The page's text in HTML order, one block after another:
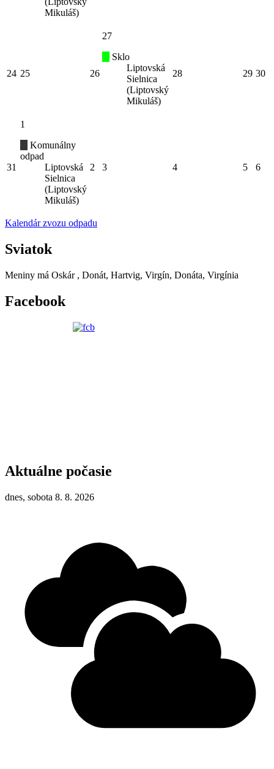
Mikuláš)
24 25 26
27
Sklo
Liptovská
Sielnica
(Liptovský
Mikuláš)
28 29 30
31
1
Komunálny
odpad
Liptovská
Sielnica
(Liptovský
Mikuláš)
2 3 4 5 6
Kalendár zvozu odpadu
Sviatok
Meniny má Oskár , Donát, Hartvig, Virgín, Donáta, Virgínia
Facebook
Aktuálne počasie
dnes, sobota 8. 8. 2026